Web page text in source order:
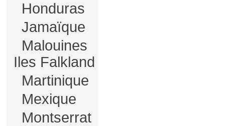
Honduras
Jamaïque
Malouines
Iles Falkland
Martinique
Mexique
Montserrat